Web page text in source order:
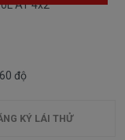
độ
KÝ LÁI THỬ